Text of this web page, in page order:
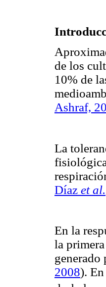
de los
10% de
Ashraf,
La
Díaz et al.
En la
la
generado
2008).